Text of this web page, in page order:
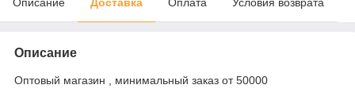
Описание
Оптовый магазин , минимальный заказ от 50000